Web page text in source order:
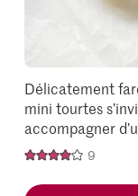
Délicatement
mini tourtes
accompagner
9